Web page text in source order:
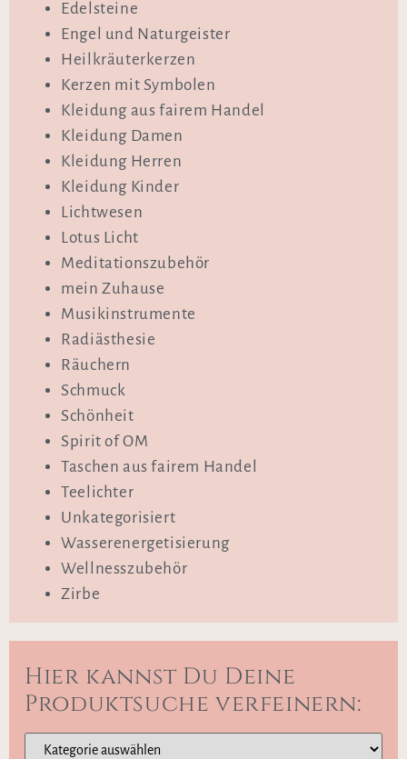
Edelsteine
Engel und Naturgeister
Heilkräuterkerzen
Kerzen mit Symbolen
Kleidung aus fairem Handel
Kleidung Damen
Kleidung Herren
Kleidung Kinder
Lichtwesen
Lotus Licht
Meditationszubehör
mein Zuhause
Musikinstrumente
Radiästhesie
Räuchern
Schmuck
Schönheit
Spirit of OM
Taschen aus fairem Handel
Teelichter
Unkategorisiert
Wasserenergetisierung
Wellnesszubehör
Zirbe
Hier kannst Du Deine
Produktsuche verfeinern: